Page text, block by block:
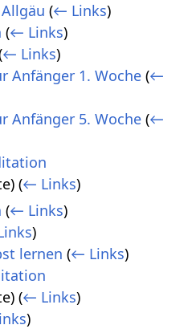
(← Links)
(← Links)
← Links)
Anfänger 1. Woche (←
Anfänger 5. Woche (←
(← Links)
(← Links)
)
lernen (← Links)
(← Links)
)